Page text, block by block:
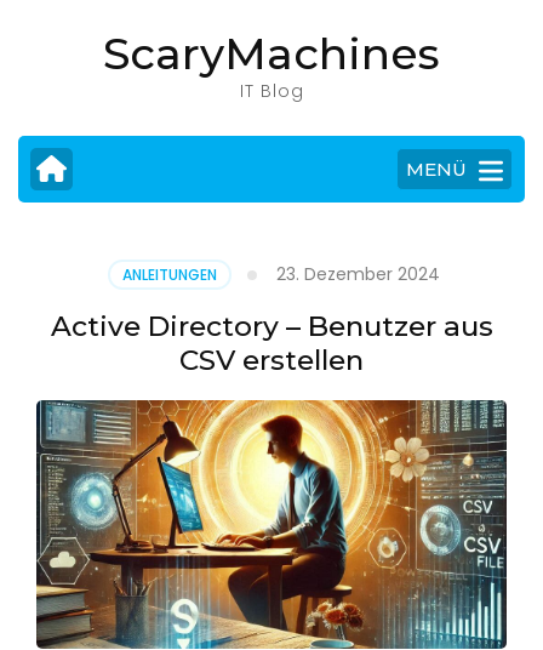
drücken)
ScaryMachines
IT Blog
MENÜ
ANLEITUNGEN 23. Dezember 2024
Active Directory – Benutzer aus
CSV erstellen